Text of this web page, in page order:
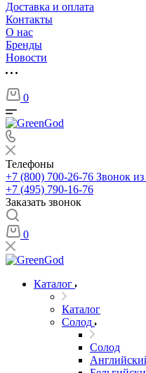
Доставка и оплата
Контакты
О нас
Бренды
Новости
0
Телефоны
+7 (800) 700-26-76 Звонок
+7 (495) 790-16-76
Заказать звонок
0
Каталог
Каталог
Солод
Солод